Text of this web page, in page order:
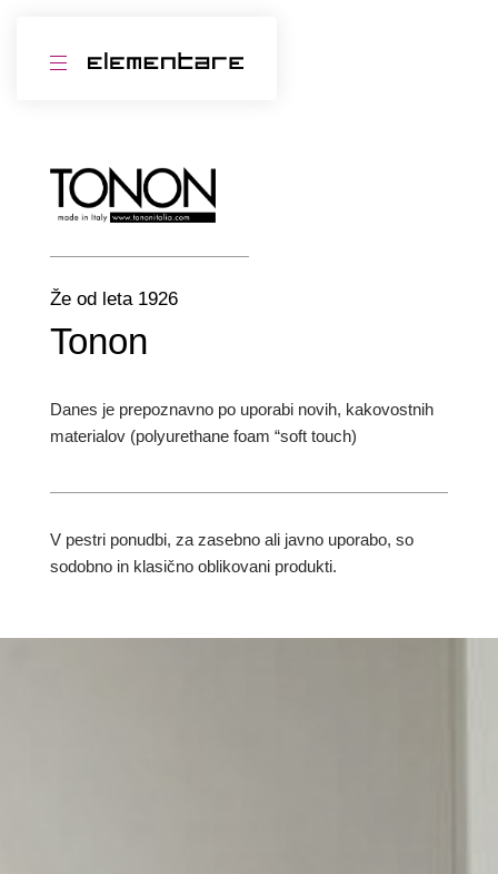
Že od leta 1926
Tonon
Danes je prepoznavno po uporabi novih, kakovostnih
materialov (polyurethane foam “soft touch)
V pestri ponudbi, za zasebno ali javno uporabo, so
sodobno in klasično oblikovani produkti.